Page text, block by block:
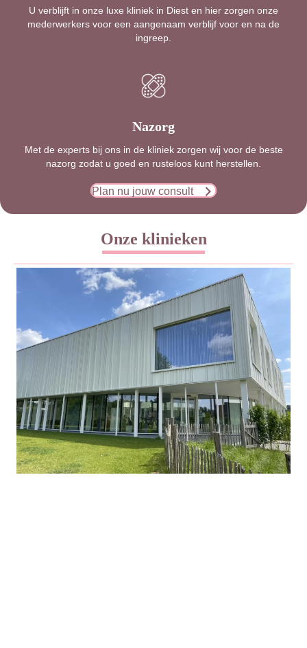
U verblijft in onze luxe kliniek in Diest en hier zorgen onze
mederwerkers voor een aangenaam verblijf voor en na de
ingreep.
Nazorg
Met de experts bij ons in de kliniek zorgen wij voor de beste
nazorg zodat u goed en rusteloos kunt herstellen.
Plan nu jouw consult
Onze klinieken